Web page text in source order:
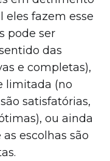
eles fazem esse
pode ser
das
e completas),
limitada (no
satisfatórias,
ou ainda
escolhas são